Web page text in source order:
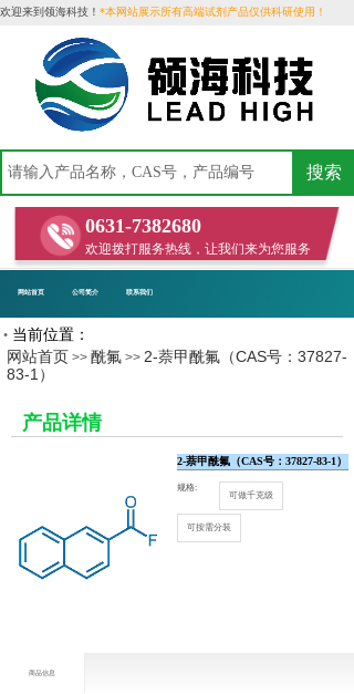
欢迎来到领海科技！ *本网站展示所有高端试剂产品仅供科研使用！
0631-7382680
欢迎拨打服务热线，让我们来为您服务
搜索
网站首页 公司简介 联系我们
• 当前位置：
网站首页 >> 酰氟 >> 2-萘甲酰氟（CAS号：37827-
83-1）
产品详情
2-萘甲酰氟（CAS号：37827-83-1）
规格:
可做千克级
可按需分装
商品信息